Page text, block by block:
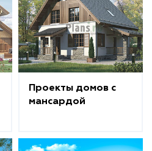
Проекты домов с
мансардой